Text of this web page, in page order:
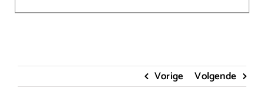
Vorige Volgende